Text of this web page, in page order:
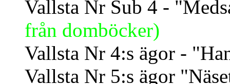
Vallsta Nr Sub 4 -
från domböcker)
Vallsta Nr 4:s ägor -
Vallsta Nr 5:s ägor